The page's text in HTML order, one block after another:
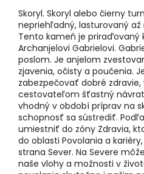
Skoryl. Skoryl alebo čierny
nepriehľadný, lasturovaný
Tento kameň je priraďovaný
Archanjelovi Gabrielovi.
poslom. Je anjelom
zjavenia, očisty a poučenia.
zabezpečovať dobré
cestovateľom šťastný
vhodný v období príprav na
schopnosť sa sústrediť.
umiestniť do zóny Zdravia,
do oblasti Povolania a
strana Sever. Na Severe
naše vlohy a možnosti v